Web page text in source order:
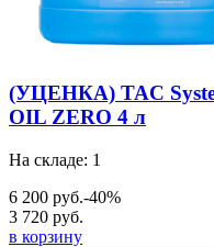
(УЦЕНКА) TAC
OIL ZERO 4 л
На складе: 1
6 200 руб.-40%
3 720 руб.
в корзину